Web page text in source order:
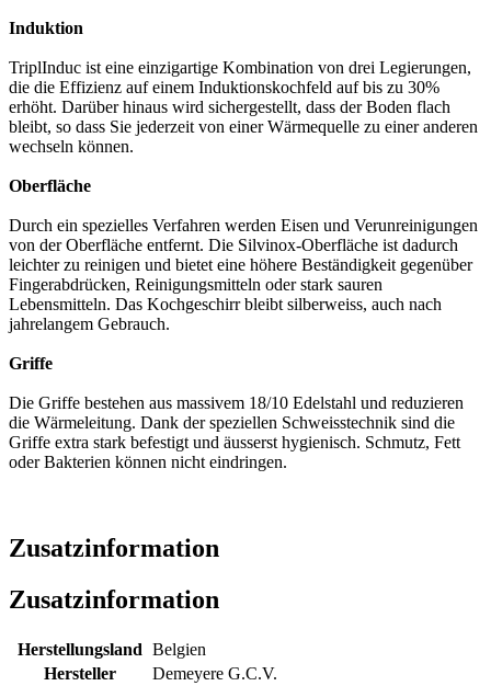
Induktion
TriplInduc ist eine einzigartige Kombination von drei Legierungen,
die die Effizienz auf einem Induktionskochfeld auf bis zu 30%
erhöht. Darüber hinaus wird sichergestellt, dass der Boden flach
bleibt, so dass Sie jederzeit von einer Wärmequelle zu einer anderen
wechseln können.
Oberfläche
Durch ein spezielles Verfahren werden Eisen und Verunreinigungen
von der Oberfläche entfernt. Die Silvinox-Oberfläche ist dadurch
leichter zu reinigen und bietet eine höhere Beständigkeit gegenüber
Fingerabdrücken, Reinigungsmitteln oder stark sauren
Lebensmitteln. Das Kochgeschirr bleibt silberweiss, auch nach
jahrelangem Gebrauch.
Griffe
Die Griffe bestehen aus massivem 18/10 Edelstahl und reduzieren
die Wärmeleitung. Dank der speziellen Schweisstechnik sind die
Griffe extra stark befestigt und äusserst hygienisch. Schmutz, Fett
oder Bakterien können nicht eindringen.
Zusatzinformation
Zusatzinformation
Herstellungsland Belgien
Hersteller
Demeyere G.C.V.